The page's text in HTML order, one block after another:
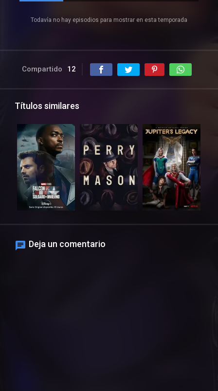
Todavía no hay episodios para mostrar en esta temporada
Compartido 12
Títulos similares
Deja un comentario